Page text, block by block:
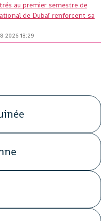
au premier semestre de
de Dubaï renforcent sa
2026 18:29